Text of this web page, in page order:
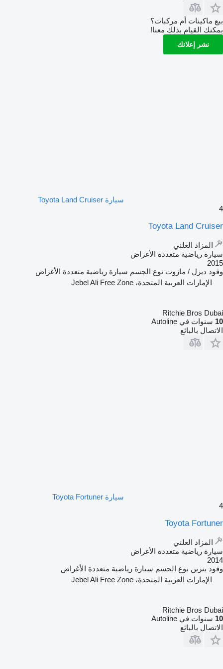
بيع ماكينات أم مركبات؟
يمكنك القيام بذلك معنا!
نشر إعلانك
سيارة Toyota Land Cruiser
4
Toyota Land Cruiser
المزاد العلني
سيارة رياضية متعددة الأغراض
2015
وقود ديزل / مازوت نوع الجسم سيارة رياضية متعددة الأغراض
الإمارات العربية المتحدة، Jebel Ali Free Zone
Ritchie Bros Dubai
10 سنوات في Autoline
الاتصال بالبائع
سيارة Toyota Fortuner
4
Toyota Fortuner
المزاد العلني
سيارة رياضية متعددة الأغراض
2014
وقود بنزين نوع الجسم سيارة رياضية متعددة الأغراض
الإمارات العربية المتحدة، Jebel Ali Free Zone
Ritchie Bros Dubai
10 سنوات في Autoline
الاتصال بالبائع